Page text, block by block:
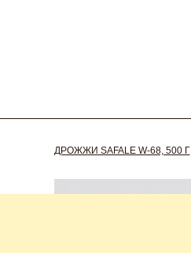
ДРОЖЖИ SAFALE W-68, 500 Г